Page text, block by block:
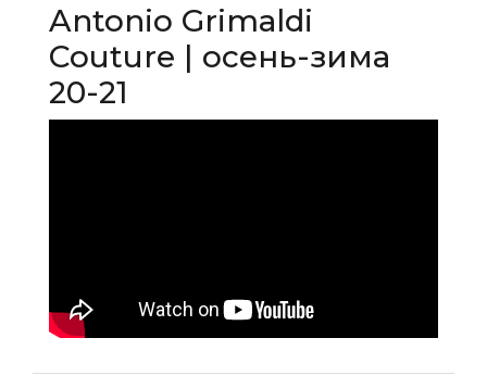
Antonio Grimaldi
Couture | осень-зима
20-21